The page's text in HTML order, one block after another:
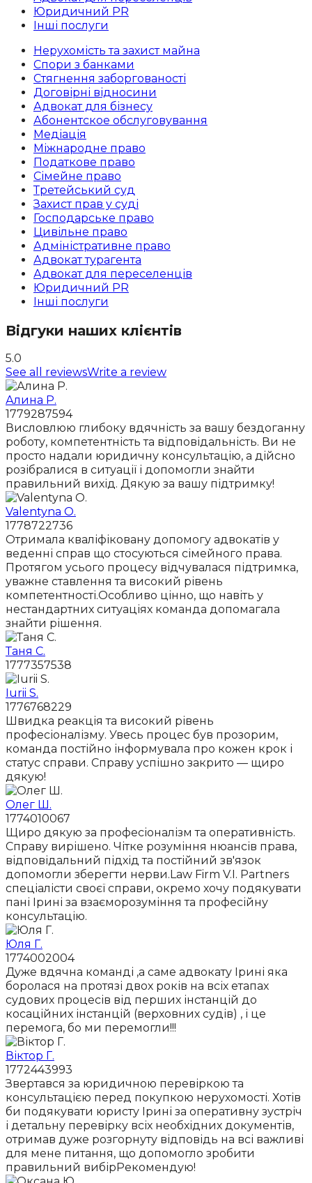
Юридичний PR
Інші послуги
Нерухомість та захист майна
Спори з банками
Стягнення заборгованості
Договірні відносини
Адвокат для бізнесу
Абoнентское обслуговування
Медіація
Міжнародне право
Податкове право
Сімейне право
Третейський суд
Захист прав у суді
Господарське право
Цивільне право
Адміністративне право
Адвокат турагента
Адвокат для переселенців
Юридичний PR
Інші послуги
Відгуки наших клієнтів
5.0
See all reviewsWrite a review
Алина Р.
1779287594
Висловлюю глибоку вдячність за вашу бездоганну
роботу, компетентність та відповідальність. Ви не
просто надали юридичну консультацію, а дійсно
розібралися в ситуації і допомогли знайти
правильний вихід. Дякую за вашу підтримку!
Valentyna O.
1778722736
Отримала кваліфіковану допомогу адвокатів у
веденні справ що стосуються сімейного права.
Протягом усього процесу відчувалася підтримка,
уважне ставлення та високий рівень
компетентності.Особливо цінно, що навіть у
нестандартних ситуаціях команда допомагала
знайти рішення.
Таня С.
1777357538
Iurii S.
1776768229
Швидка реакція та високий рівень
професіоналізму. Увесь процес був прозорим,
команда постійно інформувала про кожен крок і
статус справи. Справу успішно закрито — щиро
дякую!
Олег Ш.
1774010067
Щиро дякую за професіоналізм та оперативність.
Справу вирішено. Чітке розуміння нюансів права,
відповідальний підхід та постійний зв'язок
допомогли зберегти нерви.Law Firm V.I. Partners
спеціалісти своєї справи, окремо хочу подякувати
пані Ірині за взаєморозуміння та професійну
консультацію.
Юля Г.
1774002004
Дуже вдячна команді ,а саме адвокату Ірині яка
боролася на протязі двох років на всіх етапах
судових процесів від перших інстанцій до
косаційних інстанцій (верховних судів) , і це
перемога, бо ми перемогли!!!
Віктор Г.
1772443993
Звертався за юридичною перевіркою та
консультацією перед покупкою нерухомості. Хотів
би подякувати юристу Ірині за оперативну зустріч
і детальну перевірку всіх необхідних документів,
отримав дуже розгорнуту відповідь на всі важливі
для мене питання, що допомогло зробити
правильний вибірРекомендую!